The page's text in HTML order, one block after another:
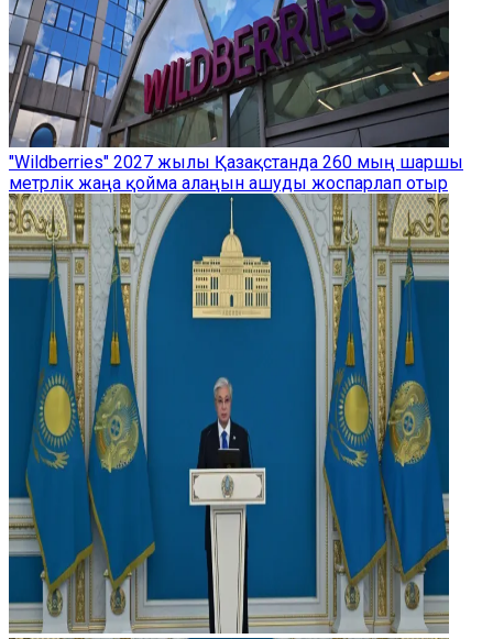
"Wildberries" 2027 жылы Қазақстанда 260 мың шаршы
метрлік жаңа қойма алаңын ашуды жоспарлап отыр